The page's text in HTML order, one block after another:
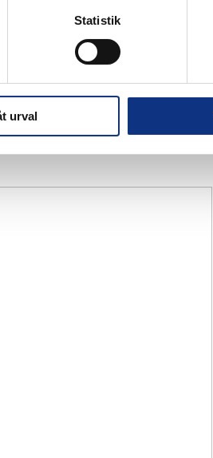
Statistik
urval